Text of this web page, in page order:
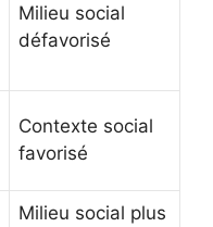
Milieu social
défavorisé
Contexte social
favorisé
Milieu social plus